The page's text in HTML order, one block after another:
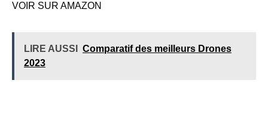
VOIR SUR AMAZON
LIRE AUSSI
Comparatif des meilleurs Drones
2023